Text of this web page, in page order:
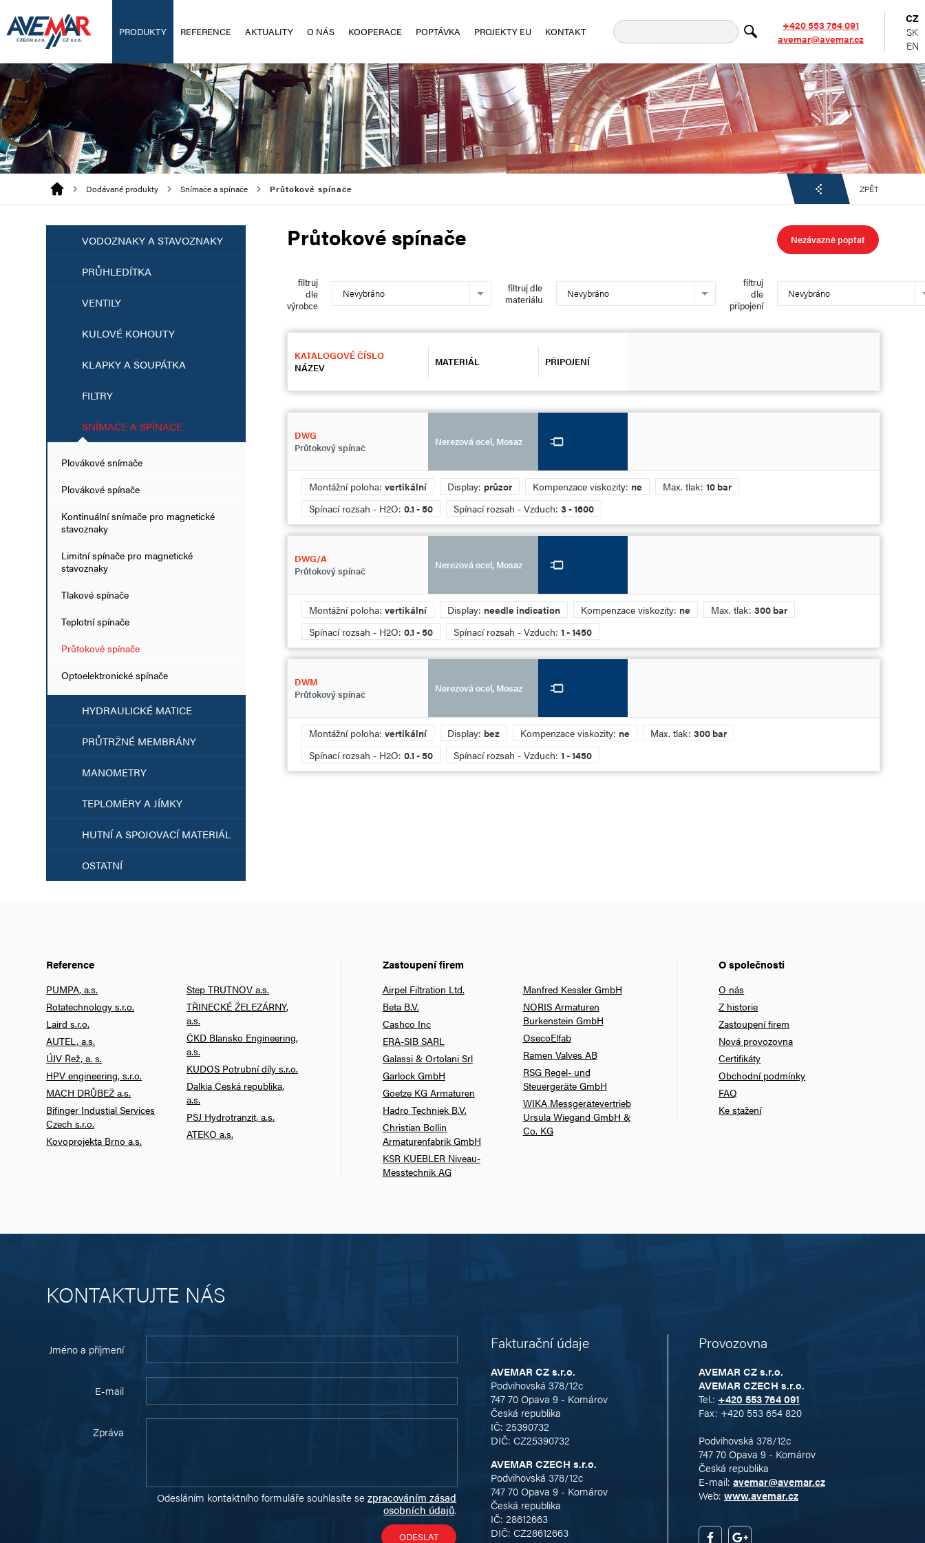
PRODUKTY REFERENCE AKTUALITY O NÁS KOOPERACE POPTÁVKA PROJEKTY EU KONTAKT
+420 553 764 091
avemar@avemar.cz
CZ
SK
EN
Dodávané produkty Snímače a spínače Průtokové spínače ZPĚT
VODOZNAKY A STAVOZNAKY
PRŮHLEDÍTKA
VENTILY
KULOVÉ KOHOUTY
KLAPKY A ŠOUPÁTKA
FILTRY
SNÍMAČE A SPÍNAČE
Plovákové snímače
Plovákové spínače
Kontinuální snímače pro magnetické
stavoznaky
Limitní spínače pro magnetické
stavoznaky
Tlakové spínače
Teplotní spínače
Průtokové spínače
Optoelektronické spínače
HYDRAULICKÉ MATICE
PRŮTRŽNÉ MEMBRÁNY
MANOMETRY
TEPLOMĚRY A JÍMKY
HUTNÍ A SPOJOVACÍ MATERIÁL
OSTATNÍ
Průtokové spínače Nezávazně poptat
filtruj
dle
výrobce
Nevybráno
filtruj dle
materiálu
Nevybráno
filtruj
dle
připojení
Nevybráno
KATALOGOVÉ ČÍSLO
NÁZEV
MATERIÁL PŘIPOJENÍ
DWG
Průtokový spínač
Nerezová ocel, Mosaz
Montážní poloha:vertikální Display: průzor Kompenzace viskozity: ne Max. tlak:10 bar
Spínací rozsah - H2O:0.1 - 50 Spínací rozsah - Vzduch:3 - 1600
DWG/A
Průtokový spínač
Nerezová ocel, Mosaz
Montážní poloha:vertikální Display: needle indication Kompenzace viskozity: ne Max. tlak:300 bar
Spínací rozsah - H2O:0.1 - 50 Spínací rozsah - Vzduch:1 - 1450
DWM
Průtokový spínač
Nerezová ocel, Mosaz
Montážní poloha:vertikální Display: bez Kompenzace viskozity: ne Max. tlak:300 bar
Spínací rozsah - H2O:0.1 - 50 Spínací rozsah - Vzduch:1 - 1450
Reference
PUMPA, a.s.
Rotatechnology s.r.o.
Laird s.r.o.
AUTEL, a.s.
ÚJV Řež, a. s.
HPV engineering, s.r.o.
MACH DRŮBEŽ a.s.
Bifinger Industial Services
Czech s.r.o.
Kovoprojekta Brno a.s.
Step TRUTNOV a.s.
TŘINECKÉ ŽELEZÁRNY,
a.s.
ČKD Blansko Engineering,
a.s.
KUDOS Potrubní díly s.r.o.
Dalkia Česká republika,
a.s.
PSJ Hydrotranzit, a.s.
ATEKO a.s.
Zastoupení firem
Airpel Filtration Ltd.
Beta B.V.
Cashco Inc
ERA-SIB SARL
Galassi & Ortolani Srl
Garlock GmbH
Goetze KG Armaturen
Hadro Techniek B.V.
Christian Bollin
Armaturenfabrik GmbH
KSR KUEBLER Niveau-
Messtechnik AG
Manfred Kessler GmbH
NORIS Armaturen
Burkenstein GmbH
OsecoElfab
Ramen Valves AB
RSG Regel- und
Steuergeräte GmbH
WIKA Messgerätevertrieb
Ursula Wiegand GmbH &
Co. KG
O společnosti
O nás
Z historie
Zastoupení firem
Nová provozovna
Certifikáty
Obchodní podmínky
FAQ
Ke stažení
KONTAKTUJTE NÁS
Jméno a příjmení
E-mail
Zpráva
Odesláním kontaktního formuláře souhlasíte sezpracováním zásad
osobních údajů.
Fakturační údaje
AVEMAR CZ s.r.o.
Podvihovská 378/12c
747 70 Opava 9 - Komárov
Česká republika
IČ: 25390732
DIČ: CZ25390732
AVEMAR CZECH s.r.o.
Podvihovská 378/12c
747 70 Opava 9 - Komárov
Česká republika
IČ: 28612663
DIČ: CZ28612663
Provozovna
AVEMAR CZ s.r.o.
AVEMAR CZECH s.r.o.
Tel.: +420 553 764 091
Fax: +420 553 654 820
Podvihovská 378/12c
747 70 Opava 9 - Komárov
Česká republika
E-mail: avemar@avemar.cz
Web: www.avemar.cz